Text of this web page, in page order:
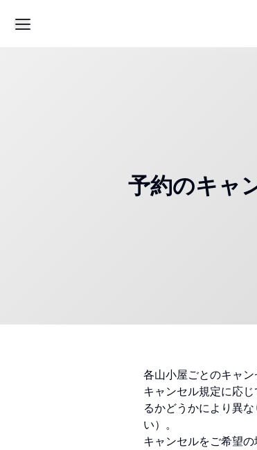
予約のキャ
各山小屋ごとのキャン
キャンセル規定に応
るかどうかにより異
い）。
キャンセルをご希望